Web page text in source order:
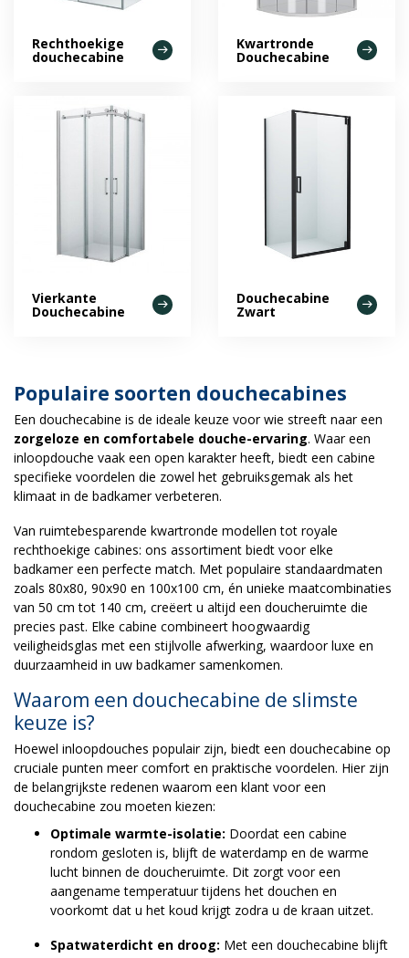
Rechthoekige
douchecabine
Kwartronde
Douchecabine
Vierkante
Douchecabine
Douchecabine
Zwart
Populaire soorten douchecabines
Een douchecabine is de ideale keuze voor wie streeft naar een
zorgeloze en comfortabele douche-ervaring. Waar een
inloopdouche vaak een open karakter heeft, biedt een cabine
specifieke voordelen die zowel het gebruiksgemak als het
klimaat in de badkamer verbeteren.
Van ruimtebesparende kwartronde modellen tot royale
rechthoekige cabines: ons assortiment biedt voor elke
badkamer een perfecte match. Met populaire standaardmaten
zoals 80x80, 90x90 en 100x100 cm, én unieke maatcombinaties
van 50 cm tot 140 cm, creëert u altijd een doucheruimte die
precies past. Elke cabine combineert hoogwaardig
veiligheidsglas met een stijlvolle afwerking, waardoor luxe en
duurzaamheid in uw badkamer samenkomen.
Waarom een douchecabine de slimste
keuze is?
Hoewel inloopdouches populair zijn, biedt een douchecabine op
cruciale punten meer comfort en praktische voordelen. Hier zijn
de belangrijkste redenen waarom een klant voor een
douchecabine zou moeten kiezen:
Optimale warmte-isolatie: Doordat een cabine
rondom gesloten is, blijft de waterdamp en de warme
lucht binnen de doucheruimte. Dit zorgt voor een
aangename temperatuur tijdens het douchen en
voorkomt dat u het koud krijgt zodra u de kraan uitzet.
Spatwaterdicht en droog: Met een douchecabine blijft